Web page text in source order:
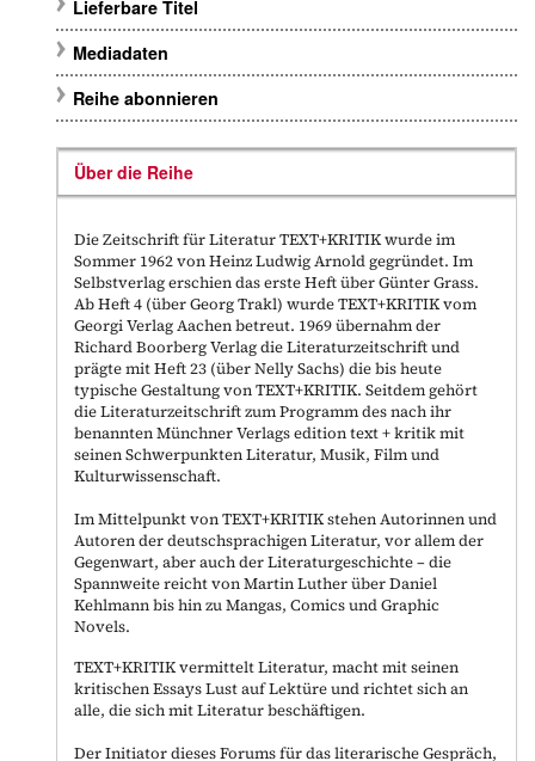
Lieferbare Titel
Mediadaten
Reihe abonnieren
Über die Reihe
Die Zeitschrift für Literatur TEXT+KRITIK wurde im
Sommer 1962 von Heinz Ludwig Arnold gegründet. Im
Selbstverlag erschien das erste Heft über Günter Grass.
Ab Heft 4 (über Georg Trakl) wurde TEXT+KRITIK vom
Georgi Verlag Aachen betreut. 1969 übernahm der
Richard Boorberg Verlag die Literaturzeitschrift und
prägte mit Heft 23 (über Nelly Sachs) die bis heute
typische Gestaltung von TEXT+KRITIK. Seitdem gehört
die Literaturzeitschrift zum Programm des nach ihr
benannten Münchner Verlags edition text + kritik mit
seinen Schwerpunkten Literatur, Musik, Film und
Kulturwissenschaft.
Im Mittelpunkt von TEXT+KRITIK stehen Autorinnen und
Autoren der deutschsprachigen Literatur, vor allem der
Gegenwart, aber auch der Literaturgeschichte – die
Spannweite reicht von Martin Luther über Daniel
Kehlmann bis hin zu Mangas, Comics und Graphic
Novels.
TEXT+KRITIK vermittelt Literatur, macht mit seinen
kritischen Essays Lust auf Lektüre und richtet sich an
alle, die sich mit Literatur beschäftigen.
Der Initiator dieses Forums für das literarische Gespräch,